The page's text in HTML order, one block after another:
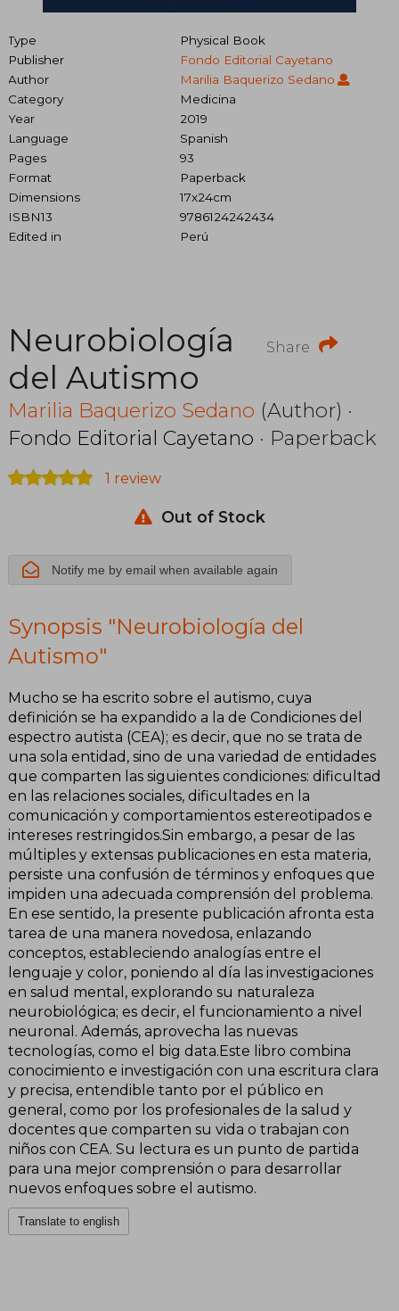
Type
Physical Book
Publisher
Fondo Editorial Cayetano
Author
Marilia Baquerizo Sedano
Category
Medicina
Year
2019
Language
Spanish
Pages
93
Format
Paperback
Dimensions
17x24cm
ISBN13
9786124242434
Edited in
Perú
Share
Neurobiología
del Autismo
Marilia Baquerizo Sedano (Author) ·
Fondo Editorial Cayetano · Paperback
1 review
Out of Stock
Notify me by email when available again
Synopsis "Neurobiología del
Autismo"
Mucho se ha escrito sobre el autismo, cuya
definición se ha expandido a la de Condiciones del
espectro autista (CEA); es decir, que no se trata de
una sola entidad, sino de una variedad de entidades
que comparten las siguientes condiciones: dificultad
en las relaciones sociales, dificultades en la
comunicación y comportamientos estereotipados e
intereses restringidos.Sin embargo, a pesar de las
múltiples y extensas publicaciones en esta materia,
persiste una confusión de términos y enfoques que
impiden una adecuada comprensión del problema.
En ese sentido, la presente publicación afronta esta
tarea de una manera novedosa, enlazando
conceptos, estableciendo analogías entre el
lenguaje y color, poniendo al día las investigaciones
en salud mental, explorando su naturaleza
neurobiológica; es decir, el funcionamiento a nivel
neuronal. Además, aprovecha las nuevas
tecnologías, como el big data.Este libro combina
conocimiento e investigación con una escritura clara
y precisa, entendible tanto por el público en
general, como por los profesionales de la salud y
docentes que comparten su vida o trabajan con
niños con CEA. Su lectura es un punto de partida
para una mejor comprensión o para desarrollar
nuevos enfoques sobre el autismo.
Translate to english